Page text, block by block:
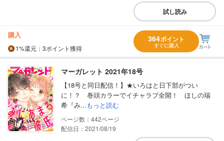
試し読み
購入
1%還元 ：3ポイント獲得
364ポイント
すぐに購入
マーガレット 2021年18号
【18号と同日配信！】★いろはと日下部がつい
に！？ 巻頭カラーでイチャラブ全開！ ほしの瑞
希『み...もっと読む
442
配信日：2021/08/19